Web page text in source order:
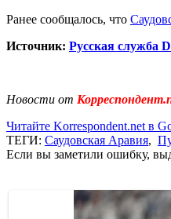
Ранее сообщалось, что
Источник: Русская служба
Новости от
Читайте Korrespondent.net в
ТЕГИ: Саудовская Аравия,
Если вы заметили ошибку,